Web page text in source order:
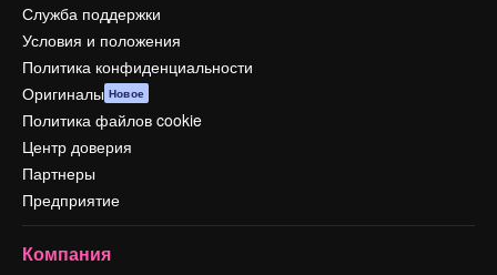
Служба поддержки
Условия и положения
Политика конфиденциальности
Оригиналы Новое
Политика файлов cookie
Центр доверия
Партнеры
Предприятие
Компания